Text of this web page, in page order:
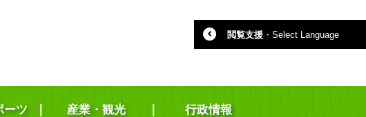
閲覧支援 ・ Select Language
ーツ 産業・観光 行政情報